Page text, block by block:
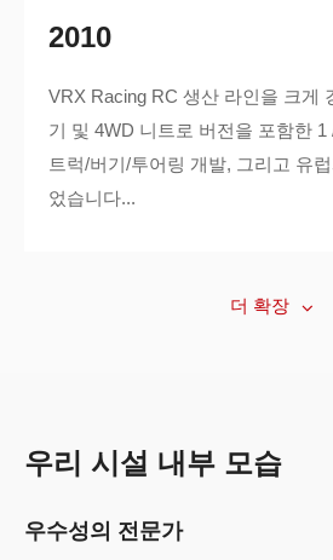
2010
VRX Racing RC 생산 라인을 크게
기 및 4WD 니트로 버전을 포함한
트럭/버기/투어링 개발, 그리고 유
었습니다...
더 확장
우리 시설 내부 모습
우수성의 전문가